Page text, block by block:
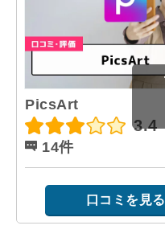
PicsArt
3.4
14件
口コミを見る